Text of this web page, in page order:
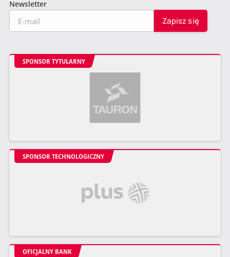
Newsletter
SPONSOR TYTULARNY
SPONSOR TECHNOLOGICZNY
OFICJALNY BANK